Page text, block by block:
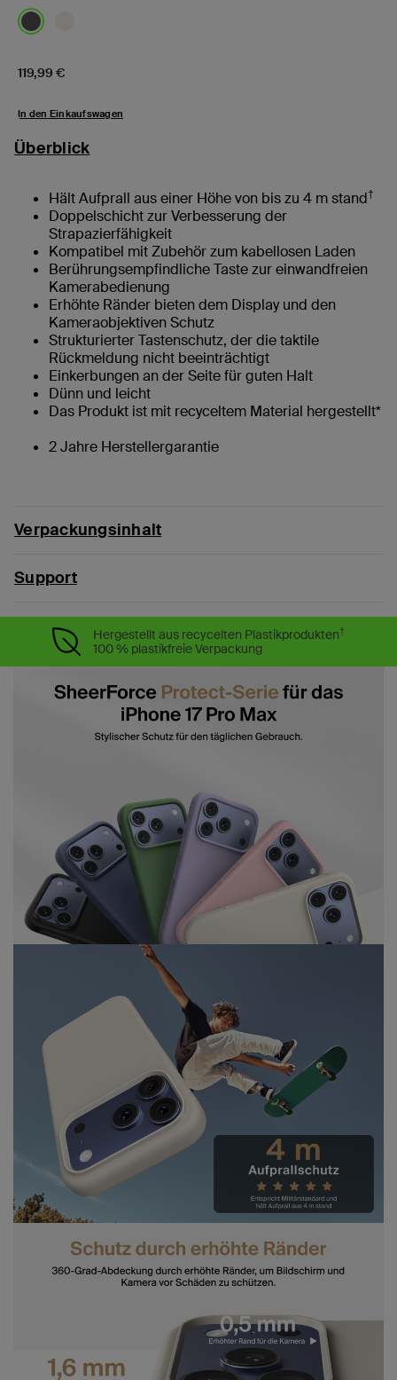
Price:
119,99 €
In den Einkaufswagen
Überblick
Hält Aufprall aus einer Höhe von bis zu 4 m stand†
Doppelschicht zur Verbesserung der
Strapazierfähigkeit
Kompatibel mit Zubehör zum kabellosen Laden
Berührungsempfindliche Taste zur einwandfreien
Kamerabedienung
Erhöhte Ränder bieten dem Display und den
Kameraobjektiven Schutz
Strukturierter Tastenschutz, der die taktile
Rückmeldung nicht beeinträchtigt
Einkerbungen an der Seite für guten Halt
Dünn und leicht
Das Produkt ist mit recyceltem Material hergestellt*
2 Jahre Herstellergarantie
Verpackungsinhalt
Support
Hergestellt aus recycelten Plastikprodukten†
100 % plastikfreie Verpackung